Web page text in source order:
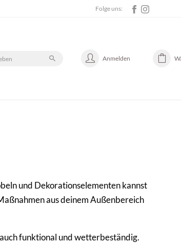
Folge uns:
Anmelden
und Dekorationselementen kannst
aus deinem Außenbereich
funktional und wetterbeständig.